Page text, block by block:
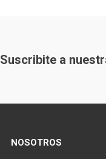
Suscribite a
NOSOTROS